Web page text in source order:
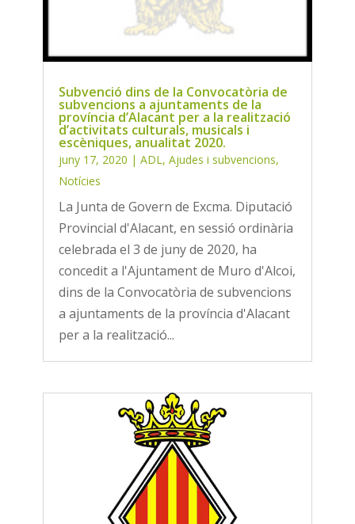
Subvenció dins de la Convocatòria de
subvencions a ajuntaments de la
província d’Alacant per a la realització
d’activitats culturals, musicals i
escèniques, anualitat 2020.
juny 17, 2020 | ADL , Ajudes i subvencions,
Notícies
La Junta de Govern de Excma. Diputació
Provincial d'Alacant, en sessió ordinària
celebrada el 3 de juny de 2020, ha
concedit a l'Ajuntament de Muro d'Alcoi,
dins de la Convocatòria de subvencions
a ajuntaments de la província d'Alacant
per a la realització...